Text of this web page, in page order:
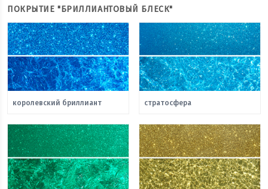
ПОКРЫТИЕ "БРИЛЛИАНТОВЫЙ БЛЕСК"
королевский бриллиант стратосфера